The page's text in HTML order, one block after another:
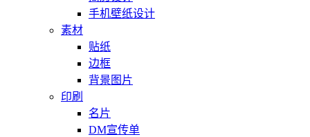
手机壁纸设计
素材
贴纸
边框
背景图片
印刷
名片
DM宣传单